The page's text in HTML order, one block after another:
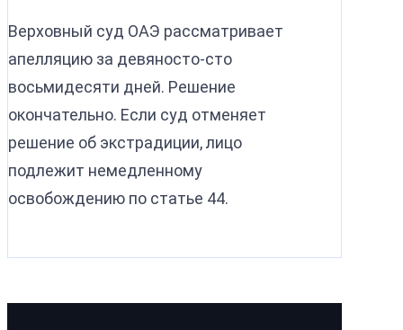
Верховный суд ОАЭ рассматривает
апелляцию за девяносто-сто
восьмидесяти дней. Решение
окончательно. Если суд отменяет
решение об экстрадиции, лицо
подлежит немедленному
освобождению по статье 44.